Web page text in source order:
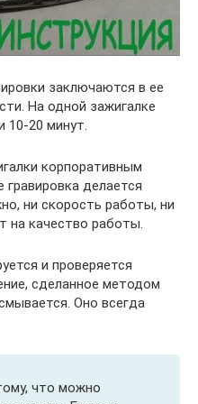
заключаются в ее
На одной зажигалке
10-20 минут.
корпоративным
гравировка делается
ни скорость работы, ни
на качество работы.
и проверяется
сделанное методом
Оно всегда
что можно